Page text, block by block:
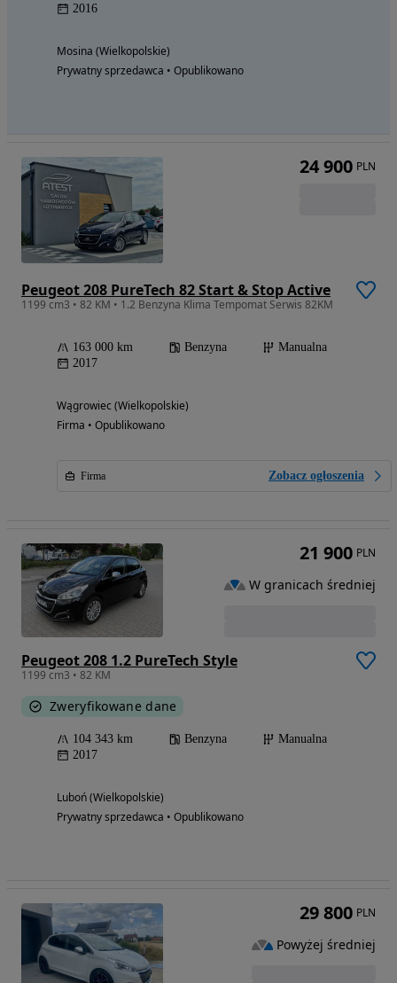
2016
Mosina (Wielkopolskie)
Prywatny sprzedawca • Opublikowano
Peugeot 208 PureTech 82 Start & Stop Active
1199 cm3 • 82 KM • 1.2 Benzyna Klima Tempomat Serwis 82KM
163 000 km Benzyna
Manualna
2017
Wągrowiec (Wielkopolskie)
Firma • Opublikowano
Firma Zobacz ogłoszenia
24 900 PLN
Peugeot 208 1.2 PureTech Style
1199 cm3 • 82 KM
Zweryfikowane dane
104 343 km Benzyna
Manualna
2017
Luboń (Wielkopolskie)
Prywatny sprzedawca • Opublikowano
21 900 PLN
W granicach średniej
29 800 PLN
Powyżej średniej